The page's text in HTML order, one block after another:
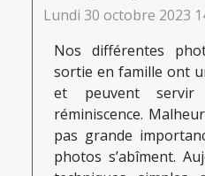
Lundi 30 octobre 2023
Nos différentes
sortie en famille ont
et peuvent
réminiscence.
pas grande
photos s’abîment.